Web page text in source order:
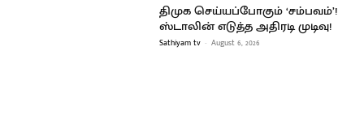
திமுக செய்யப்போகும் ‘சம்பவம்’!
ஸ்டாலின் எடுத்த அதிரடி முடிவு!
Sathiyam tv - August 6, 2026